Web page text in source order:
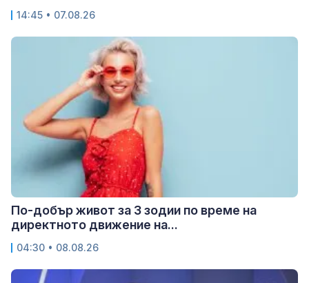
14:45 • 07.08.26
По-добър живот за 3 зодии по време на
директното движение на...
04:30 • 08.08.26